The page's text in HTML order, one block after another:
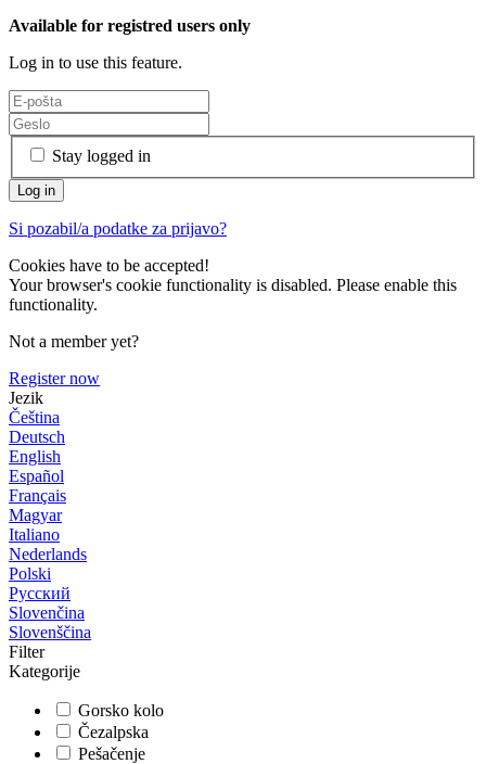
Available for registred users only
Log in to use this feature.
Stay logged in
Si pozabil/a podatke za prijavo?
Cookies have to be accepted!
Your browser's cookie functionality is disabled. Please enable this
functionality.
Not a member yet?
Register now
Jezik
Čeština
Deutsch
English
Español
Français
Magyar
Italiano
Nederlands
Polski
Русский
Slovenčina
Slovenščina
Filter
Kategorije
Gorsko kolo
Čezalpska
Pešačenje